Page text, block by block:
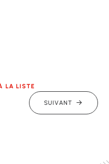
LA LISTE
SUIVANT